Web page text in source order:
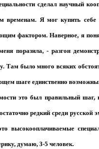
сделал научный
временам. Я мог купить себе
фактором. Наверное, я
поразила, - разгон
Там было много всяких
шаге единственно
это был правильный шаг,
редкий среди
высокооплачиваемые
думаю, 3-5 человек.